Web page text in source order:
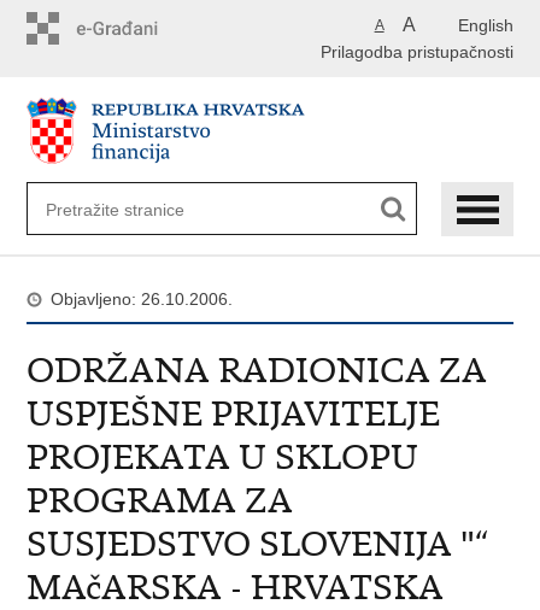
English
A A
Prilagodba pristupačnosti
Objavljeno: 26.10.2006.
ODRŽANA RADIONICA ZA
USPJEŠNE PRIJAVITELJE
PROJEKATA U SKLOPU
PROGRAMA ZA
SUSJEDSTVO SLOVENIJA "“
MAčARSKA - HRVATSKA